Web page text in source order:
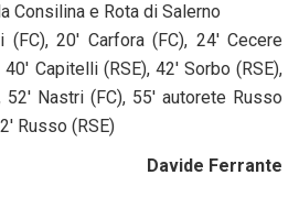
Consilina e Rota di Salerno
(FC), 20′ Carfora (FC), 24′ Cecere
Capitelli (RSE), 42′ Sorbo (RSE),
Nastri (FC), 55′ autorete Russo
Russo (RSE)
Davide Ferrante